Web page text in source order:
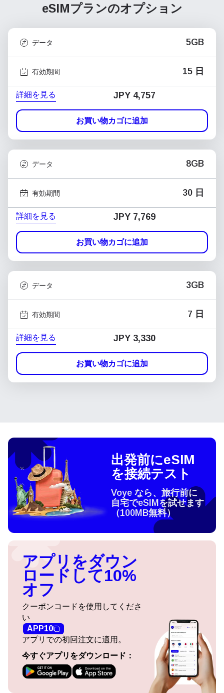
eSIMプランのオプション
データ 5GB
有効期間 15 日
詳細を見る JPY 4,757
お買い物カゴに追加
データ 8GB
有効期間 30 日
詳細を見る JPY 7,769
お買い物カゴに追加
データ 3GB
有効期間 7 日
詳細を見る JPY 3,330
お買い物カゴに追加
出発前にeSIM
を接続テスト
Voye なら、旅行前に
自宅でeSIMを試せます
（100MB無料）
アプリをダウン
ロードして10%
オフ
クーポンコードを使用してくださ
い
APP10
アプリでの初回注文に適用。
今すぐアプリをダウンロード：